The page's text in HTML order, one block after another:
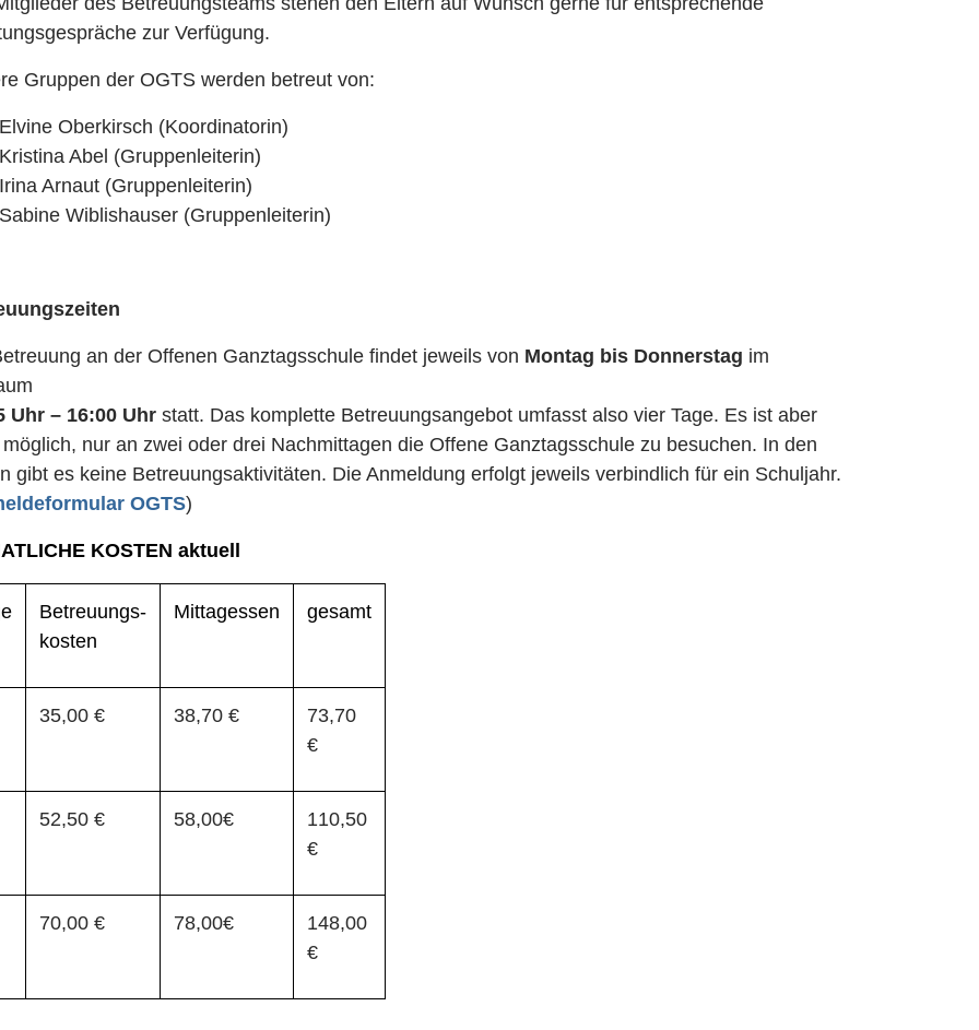
zur Verfügung.
Gruppen der OGTS werden betreut von:
Elvine Oberkirsch (Koordinatorin)
Kristina Abel (Gruppenleiterin)
Irina Arnaut (Gruppenleiterin)
Sabine Wiblishauser (Gruppenleiterin)
an der Offenen Ganztagsschule findet jeweils von Montag bis Donnerstag im
Uhr – 16:00 Uhr statt. Das komplette Betreuungsangebot umfasst also vier Tage. Es ist aber
nur an zwei oder drei Nachmittagen die Offene Ganztagsschule zu besuchen. In den
gibt es keine Betreuungsaktivitäten. Die Anmeldung erfolgt jeweils verbindlich für ein Schuljahr.
OGTS)
KOSTEN aktuell
Betreuungs-
kosten
Mittagessen gesamt
35,00 € 38,70 €
73,70
€
52,50 € 58,00€
110,50
€
70,00 € 78,00€
148,00
€